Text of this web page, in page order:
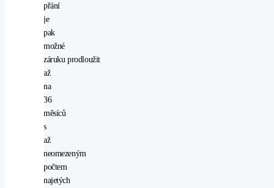
přání
je
pak
možné
záruku prodloužit
až
na
36
měsíců
s
až
neomezeným
počtem
najetých